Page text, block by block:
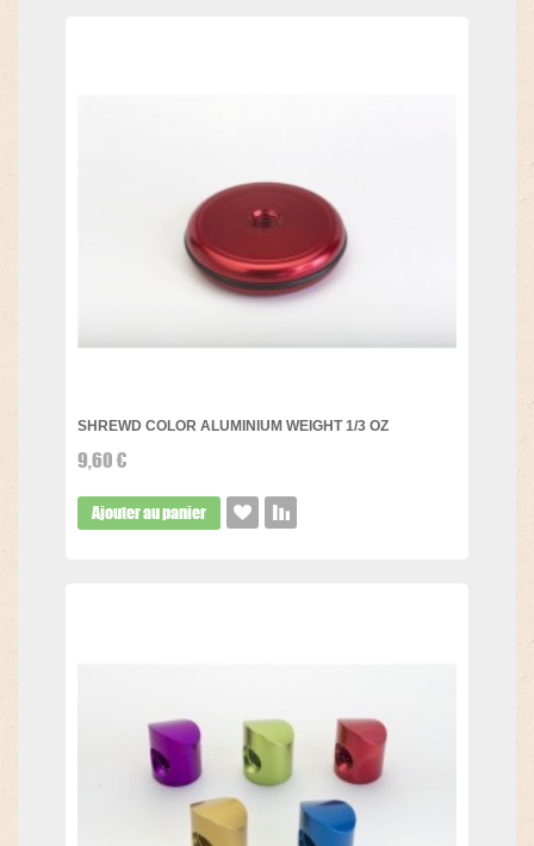
SHREWD COLOR ALUMINIUM WEIGHT 1/3 OZ
9,60 €
Ajouter au panier